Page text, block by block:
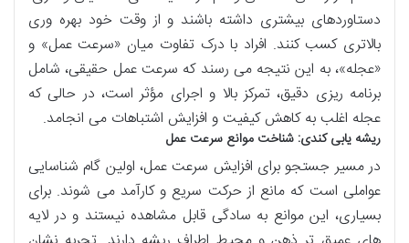
دستاوردهای بیشتری داشته باشند و از وقت خود بهره وری
بالاتری کسب کنند. افراد با درک تفاوت میان «سرعت عمل» و
«عجله»، به این نتیجه می رسند که سرعت عمل حقیقی، شامل
برنامه ریزی دقیق، تمرکز بالا و اجرای مؤثر است، در حالی که
عجله اغلب به کاهش کیفیت و افزایش اشتباهات می انجامد.
ریشه یابی کندی: شناخت موانع سرعت عمل
در مسیر جستجو برای افزایش سرعت عمل، اولین گام شناسایی
عواملی است که مانع از حرکت سریع و کارآمد می شوند. برای
بسیاری، این موانع به سادگی قابل مشاهده نیستند و در لایه